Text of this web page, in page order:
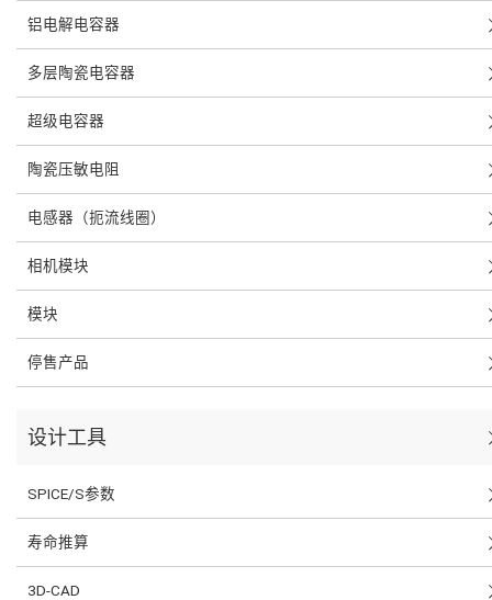
铝电解电容器
多层陶瓷电容器
超级电容器
陶瓷压敏电阻
电感器（扼流线圈）
相机模块
模块
停售产品
设计工具
SPICE/S参数
寿命推算
3D-CAD